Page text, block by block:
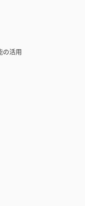
活用